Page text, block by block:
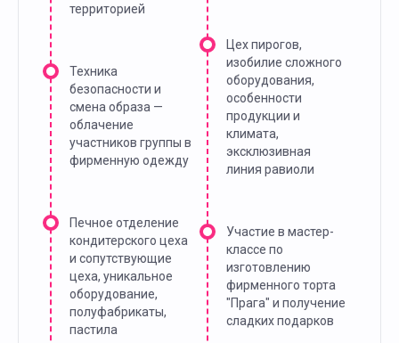
территорией
Техника
безопасности и
смена образа —
облачение
участников группы в
фирменную одежду
Печное отделение
кондитерского цеха
и сопутствующие
цеха, уникальное
оборудование,
полуфабрикаты,
пастила
Цех пирогов,
изобилие сложного
оборудования,
особенности
продукции и
климата,
эксклюзивная
линия равиоли
Участие в мастер-
классе по
изготовлению
фирменного торта
"Прага" и получение
сладких подарков